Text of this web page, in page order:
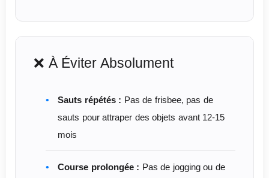
❌ À Éviter Absolument
Sauts répétés : Pas de frisbee, pas de
sauts pour attraper des objets avant 12-15
mois
Course prolongée : Pas de jogging ou de